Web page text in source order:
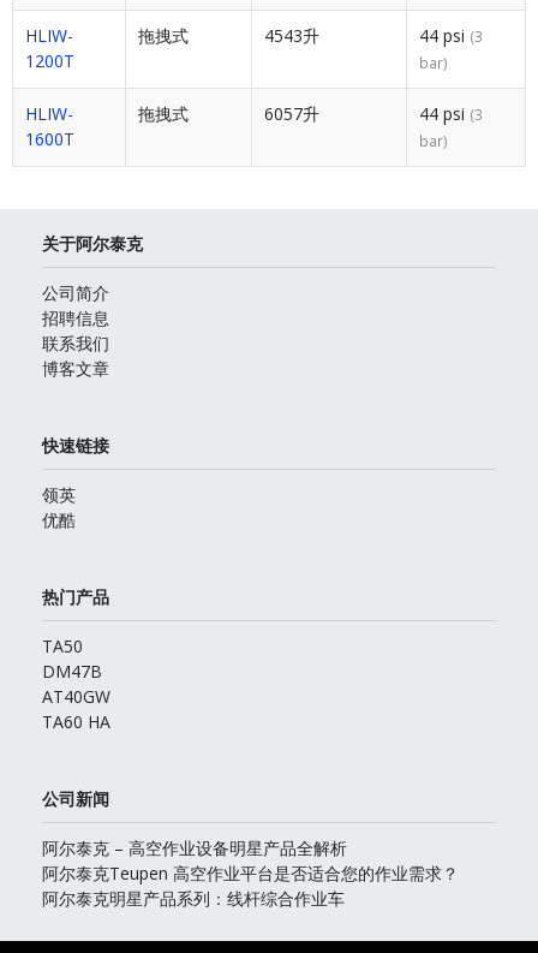
HLIW-
1200T
拖拽式 4543升 44 psi (3
bar)
HLIW-
1600T
拖拽式 6057升 44 psi (3
bar)
关于阿尔泰克
公司简介
招聘信息
联系我们
博客文章
快速链接
领英
优酷
热门产品
TA50
DM47B
AT40GW
TA60 HA
公司新闻
阿尔泰克 – 高空作业设备明星产品全解析
阿尔泰克Teupen 高空作业平台是否适合您的作业需求？
阿尔泰克明星产品系列：线杆综合作业车